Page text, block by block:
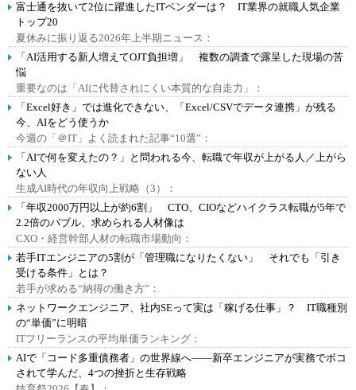
富士通を抜いて2位に躍進したITベンダーは？ IT業界の就職人気企業
トップ20
夏休みに振り返る2026年上半期ニュース：
「AI活用する新人増えてOJT負担増」 複数の調査で露呈した現場の苦
悩
重要なのは「AIに代替されにくい本質的な自走力」：
「Excel好き」では進化できない、「Excel/CSVでデータ連携」が残る
今、AIをどう使うか
今週の「＠IT」よく読まれた記事“10選”：
「AIで何を変えたの？」と問われる今、転職で年収が上がる人／上がら
ない人
生成AI時代の年収向上戦略（3）：
「年収2000万円以上が約6割」 CTO、CIOなどハイクラス転職が5年で
2.2倍のバブル、求められる人材像は
CXO・経営幹部人材の転職市場動向：
若手ITエンジニアの5割が「管理職になりたくない」 それでも「引き
受ける条件」とは？
若手が求める“納得の働き方”：
ネットワークエンジニア、社内SEって実は「稼げる仕事」？ IT職種別
の“単価”に明暗
ITフリーランスの平均単価ランキング：
AIで「コード多重債務者」の世界線へ――新卒エンジニアが実務でボコ
されて学んだ、4つの挫折と生存戦略